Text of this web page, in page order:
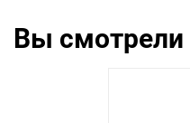
Вы смотрели